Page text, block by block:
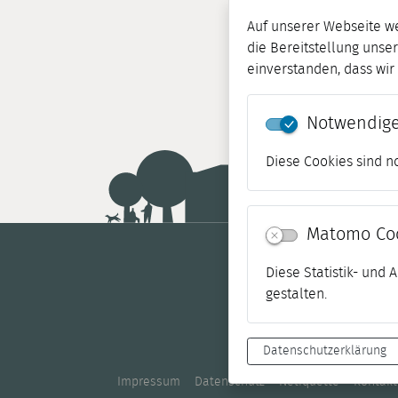
Auf unserer Webseite
die Bereitstellung
einverstanden, dass wir
Diese Cookies sind
Matomo
Diese Statistik- und
gestalten.
Datenschutzerklärung
Impressum Datenschutz Netiquette Kontakt